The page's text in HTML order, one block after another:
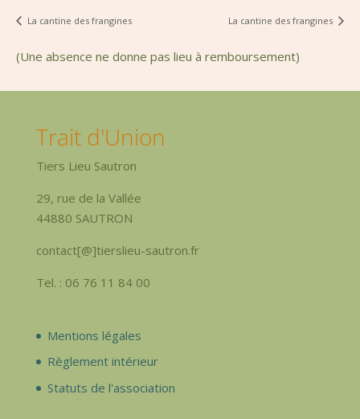
La cantine des frangines La cantine des frangines
(Une absence ne donne pas lieu à remboursement)
Trait d'Union
Tiers Lieu Sautron
29, rue de la Vallée
44880 SAUTRON
contact[@]tierslieu-sautron.fr
Tel. : 06 76 11 84 00
Mentions légales
Règlement intérieur
Statuts de l'association